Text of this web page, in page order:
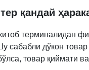
қандай
терминалидан
сабабли дўкон товар
товар қиймати